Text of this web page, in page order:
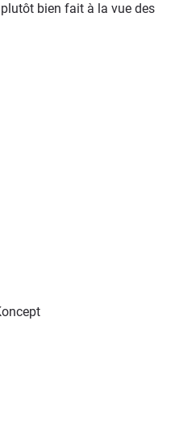
bien fait à la vue des